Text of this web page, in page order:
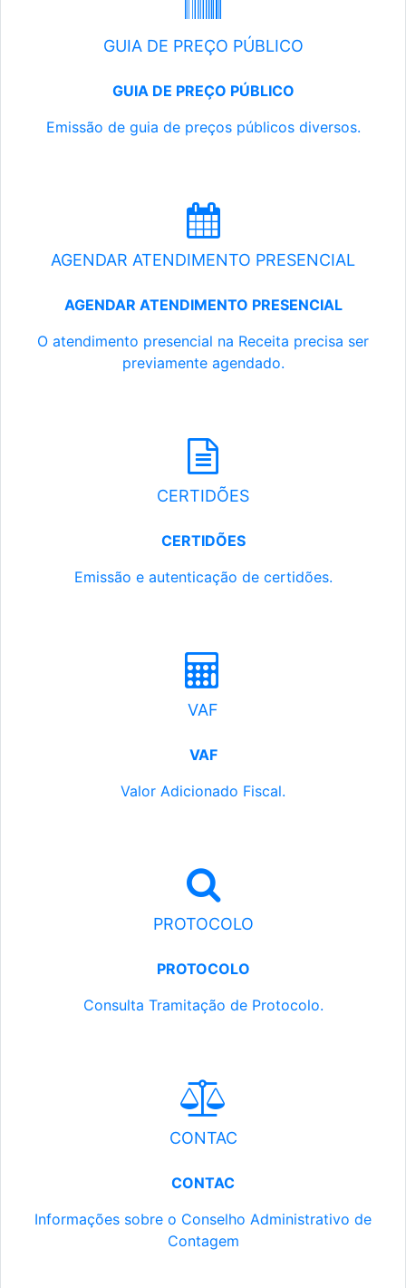
GUIA DE PREÇO PÚBLICO
GUIA DE PREÇO PÚBLICO
Emissão de guia de preços públicos diversos.
AGENDAR ATENDIMENTO PRESENCIAL
AGENDAR ATENDIMENTO PRESENCIAL
O atendimento presencial na Receita precisa ser
previamente agendado.
CERTIDÕES
CERTIDÕES
Emissão e autenticação de certidões.
VAF
VAF
Valor Adicionado Fiscal.
PROTOCOLO
PROTOCOLO
Consulta Tramitação de Protocolo.
CONTAC
CONTAC
Informações sobre o Conselho Administrativo de
Contagem